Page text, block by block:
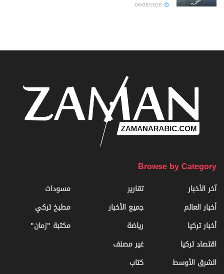
Browse by Category
آخر الأخبار
أخبار العالم
أخبار تركيا
اقتصاد تركيا
الشرق الأوسط
تقارير
جميع الأخبار
رياضة
غير مصنف
كتاب
مسودات
مطبخ تركي
مكتبة "زمان"